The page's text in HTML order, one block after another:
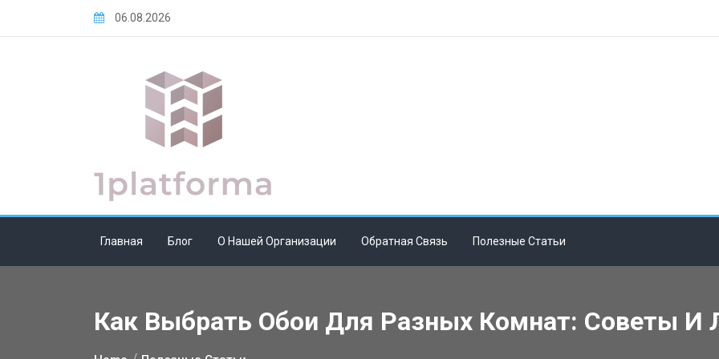
06.08.2026
Главная Блог О Нашей Организации Обратная Связь Полезные Статьи
Как Выбрать Обои Для Разных Комнат: Советы И